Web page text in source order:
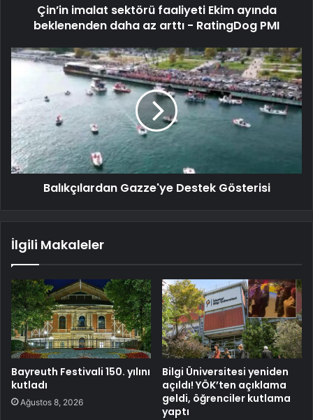
Çin’in imalat sektörü faaliyeti Ekim ayında
beklenenden daha az arttı - RatingDog PMI
Balıkçılardan Gazze'ye Destek Gösterisi
İlgili Makaleler
Bayreuth Festivali 150. yılını
kutladı
Ağustos 8, 2026
Bilgi Üniversitesi yeniden
açıldı! YÖK’ten açıklama
geldi, öğrenciler kutlama
yaptı